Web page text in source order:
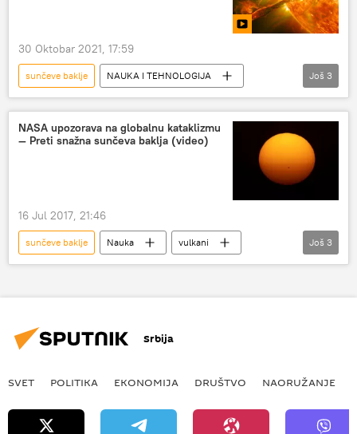
30 Oktobar 2021, 17:59
sunčeve baklje
NAUKA I TEHNOLOGIJA
Sunce
solarna oluja
Nauka i tehnologija
Još 3
NASA upozorava na globalnu kataklizmu
— Preti snažna sunčeva baklja (video)
16 Jul 2017, 21:46
sunčeve baklje Nauka
vulkani
geomagnetna oluja
Društvo
Još 3
Srbija
SVET POLITIKA EKONOMIJA DRUŠTVO NAORUŽANJE